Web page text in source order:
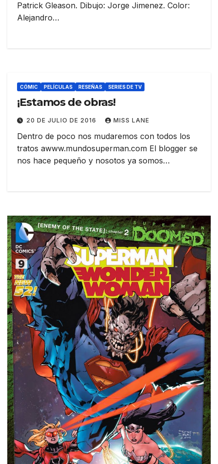
Patrick Gleason. Dibujo: Jorge Jimenez. Color:
Alejandro…
CÓMIC PELÍCULAS RESEÑAS SERIES DE TV
¡Estamos de obras!
20 DE JULIO DE 2016 MISS LANE
Dentro de poco nos mudaremos con todos los
tratos awww.mundosuperman.com El blogger se
nos hace pequeño y nosotos ya somos…